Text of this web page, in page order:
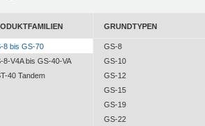
8 bis GS-70
8-V4A bis GS-40-VA
40 Tandem
GRUNDTYPEN
GS-8
GS-10
GS-12
GS-15
GS-19
GS-22